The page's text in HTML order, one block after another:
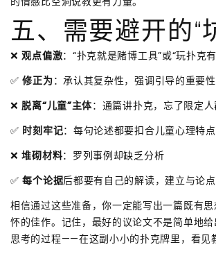
五、需要避开的“
❌观点偏激：“扑克就是赌博工具”或“玩扑克
✅修正为：承认其复杂性，强调引导的重要性
❌脱离“儿童”主体：通篇讲扑克，忘了限定
✅ 时刻牢记：每句论述都要扣合儿童心理特
❌堆砌材料：罗列事例却缺乏分析
✅每个论据后都要有自己的解读，建立与论
相信通过这些准备，你一定能写出一篇既有
怀的佳作。记住，最好的议论文不是简单地
思考的过程——在这副小小的扑克牌里，看见